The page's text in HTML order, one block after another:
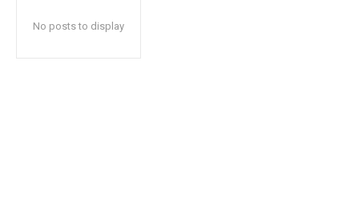
No posts to display